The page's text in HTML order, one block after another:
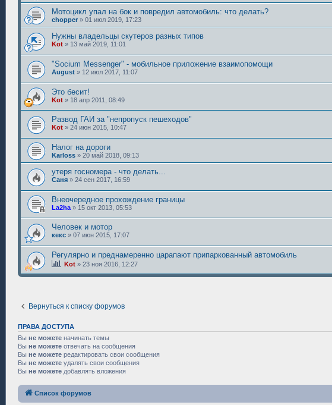
Мотоцикл упал на бок и повредил автомобиль: что делать?
chopper » 01 июл 2019, 17:23
Нужны владельцы скутеров разных типов
Kot » 13 май 2019, 11:01
"Socium Messenger" - мобильное приложение взаимопомощи
August » 12 июл 2017, 11:07
Это бесит!
Kot » 18 апр 2011, 08:49
Развод ГАИ за "непропуск пешеходов"
Kot » 24 июн 2015, 10:47
Налог на дороги
Karloss » 20 май 2018, 09:13
утеря госномера - что делать...
Саня » 24 сен 2017, 16:59
Внеочередное прохождение границы
La2ha » 15 окт 2013, 05:53
Человек и мотор
кекс » 07 июн 2015, 17:07
Регулярно и преднамеренно царапают припаркованный автомобиль
Kot » 23 ноя 2016, 12:27
Вернуться к списку форумов
ПРАВА ДОСТУПА
Вы не можете начинать темы
Вы не можете отвечать на сообщения
Вы не можете редактировать свои сообщения
Вы не можете удалять свои сообщения
Вы не можете добавлять вложения
Список форумов